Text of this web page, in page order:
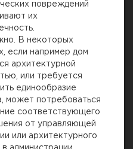
повреждений
их
В некоторых
если например дом
архитектурной
или требуется
единообразие
может потребоваться
соответствующего
от управляющей
или архитектурного